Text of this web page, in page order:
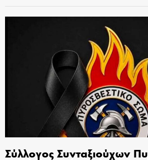
Σύλλογος Συνταξιούχων